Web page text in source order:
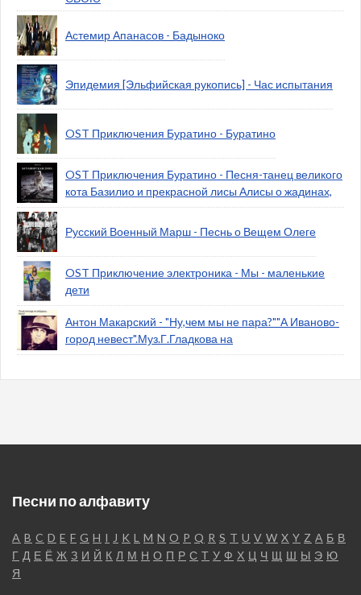
Астемир Апанасов - Бадыноко
Эпидемия [Эльфийская рукопись] - Час испытания
OST Приключения Буратино - Буратино
OST Приключения Буратино - Песня-танец великого
кота Базилио и прекрасной лисы Алисы о жадинах,
Русский Военный Марш - Песнь о Вещем Олеге
OST Приключение электроника - Мы - маленькие
дети
Антон Макарский - "Ну,чем мы не пара?""А Иваново-
город невест".Муз.Г.Гладкова на
Песни по алфавиту
A B C D E F G H I J K L M N O P Q R S T U V W X Y Z А Б В
Г Д Е Ё Ж З И Й К Л М Н О П Р С Т У Ф Х Ц Ч Щ Ш Ы Э Ю
Я